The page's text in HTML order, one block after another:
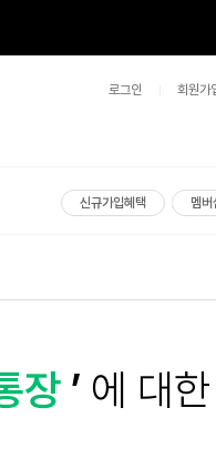
로그인 회원가
신규가입혜택 멤버
장’ 에 대